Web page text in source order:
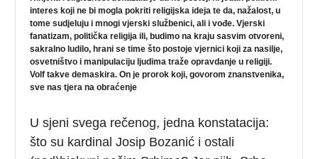
interes koji ne bi mogla pokriti religijska ideja te da, nažalost, u
tome sudjeluju i mnogi vjerski službenici, ali i vođe. Vjerski
fanatizam, politička religija ili, budimo na kraju sasvim otvoreni,
sakralno ludilo, hrani se time što postoje vjernici koji za nasilje,
osvetništvo i manipulaciju ljudima traže opravdanje u religiji.
Volf takve demaskira. On je prorok koji, govorom znanstvenika,
sve nas tjera na obraćenje
U sjeni svega rečenog, jedna konstatacija:
što su kardinal Josip Bozanić i ostali